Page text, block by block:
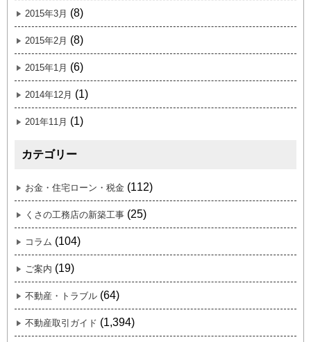
2015年3月 (8)
2015年2月 (8)
2015年1月 (6)
2014年12月 (1)
201年11月 (1)
カテゴリー
お金・住宅ローン・税金 (112)
くさの工務店の新築工事 (25)
コラム (104)
ご案内 (19)
不動産・トラブル (64)
不動産取引ガイド (1,394)